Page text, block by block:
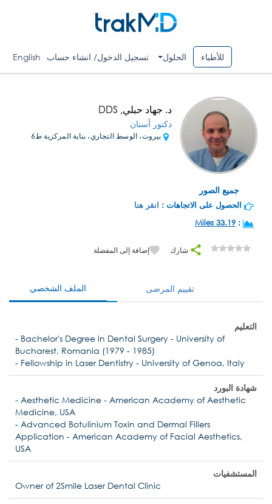
للأطباء الحلول تسجيل الدخول/ انشاء حساب English
جميع الصور
د. جهاد حبلي, DDS
دكتور أسنان
بيروت، الوسط التجاري، بناية المركزية ط6
الحصول على الاتجاهات : انقر هنا
:
33.19 Miles
شارك إضافة إلى المفضلة
الملف الشخصي تقييم المرضى
التعليم
- Bachelor's Degree in Dental Surgery - University of
Bucharest, Romania (1979 - 1985)
- Fellowship in Laser Dentistry - University of Genoa, Italy
شهادة البورد
- Aesthetic Medicine - American Academy of Aesthetic
Medicine, USA
- Advanced Botulinium Toxin and Dermal Fillers
Application - American Academy of Facial Aesthetics,
USA
المستشفيات
Owner of 2Smile Laser Dental Clinic